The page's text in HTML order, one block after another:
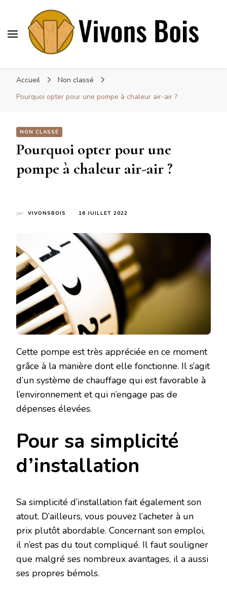
Accueil
Non classé
Pourquoi opter pour une pompe à chaleur air-air ?
NON CLASSÉ
Pourquoi opter pour une
pompe à chaleur air-air ?
par VIVONSBOIS 16 JUILLET 2022
Cette pompe est très appréciée en ce moment
grâce à la manière dont elle fonctionne. Il s’agit
d’un système de chauffage qui est favorable à
l’environnement et qui n’engage pas de
dépenses élevées.
Pour sa simplicité
d’installation
Sa simplicité d’installation fait également son
atout. D’ailleurs, vous pouvez l’acheter à un
prix plutôt abordable. Concernant son emploi,
il n’est pas du tout compliqué. Il faut souligner
que malgré ses nombreux avantages, il a aussi
ses propres bémols.